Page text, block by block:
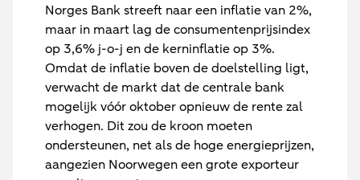
Norges Bank streeft naar een inflatie van 2%,
maar in maart lag de consumentenprijsindex
op 3,6% j-o-j en de kerninflatie op 3%.
Omdat de inflatie boven de doelstelling ligt,
verwacht de markt dat de centrale bank
mogelijk vóór oktober opnieuw de rente zal
verhogen. Dit zou de kroon moeten
ondersteunen, net als de hoge energieprijzen,
aangezien Noorwegen een grote exporteur